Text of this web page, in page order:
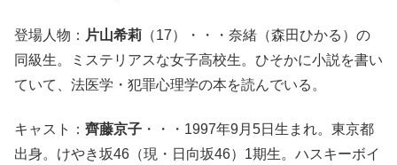
登場人物： 片山希莉 （17）・・・奈緒（森田ひかる）の
同級生。ミステリアスな女子高校生。ひそかに小説を書い
ていて、法医学・犯罪心理学の本を読んでいる。
キャスト： 齊藤京子 ・・・1997年9月5日生まれ。東京都
出身。けやき坂46（現・日向坂46）1期生。ハスキーボイ